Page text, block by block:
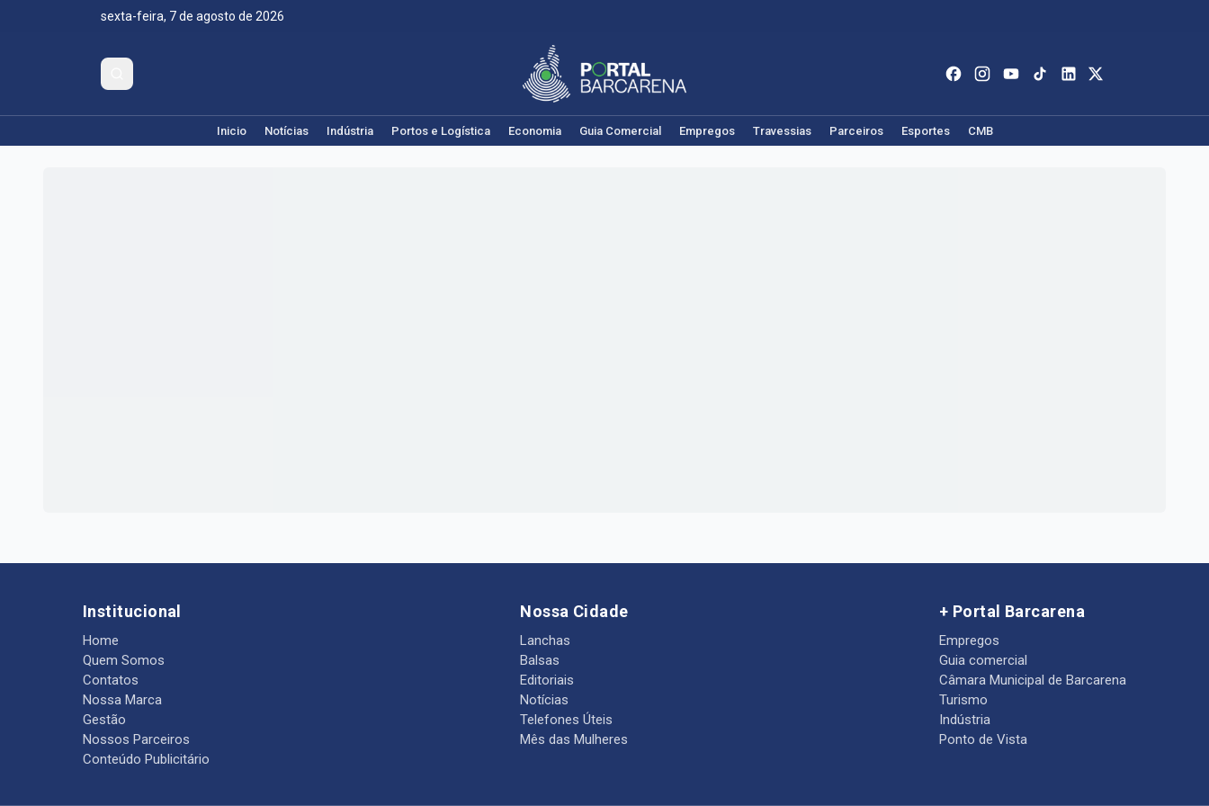
sexta-feira, 7 de agosto de 2026
Inicio Notícias Indústria Portos e Logística Economia Guia Comercial Empregos Travessias Parceiros Esportes CMB
Institucional
Home
Quem Somos
Contatos
Nossa Marca
Gestão
Nossos Parceiros
Conteúdo Publicitário
Nossa Cidade
Lanchas
Balsas
Editoriais
Notícias
Telefones Úteis
Mês das Mulheres
+ Portal Barcarena
Empregos
Guia comercial
Câmara Municipal de Barcarena
Turismo
Indústria
Ponto de Vista